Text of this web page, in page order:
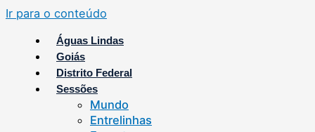
Ir para o conteúdo
Águas Lindas
Goiás
Distrito Federal
Sessões
Mundo
Entrelinhas